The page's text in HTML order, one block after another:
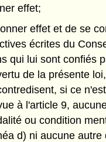
effet;
effet et de se
écrites du
qui lui sont confiés
de la présente
si ce
à l'article 9,
ou condition
d) ni aucune autre